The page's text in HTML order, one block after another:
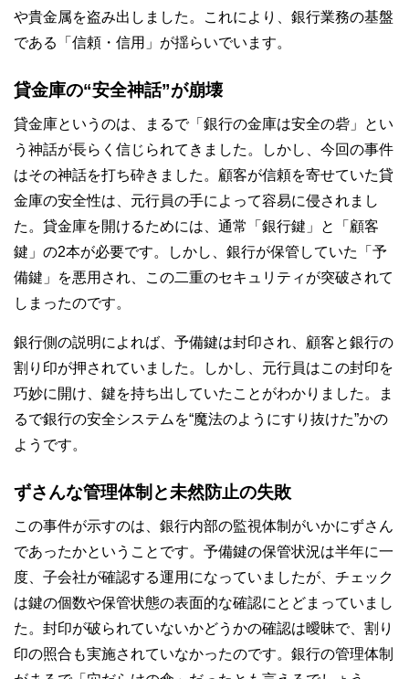
や貴金属を盗み出しました。これにより、銀行業務の基盤
である「信頼・信用」が揺らいでいます。
貸金庫の“安全神話”が崩壊
貸金庫というのは、まるで「銀行の金庫は安全の砦」とい
う神話が長らく信じられてきました。しかし、今回の事件
はその神話を打ち砕きました。顧客が信頼を寄せていた貸
金庫の安全性は、元行員の手によって容易に侵されまし
た。貸金庫を開けるためには、通常「銀行鍵」と「顧客
鍵」の2本が必要です。しかし、銀行が保管していた「予
備鍵」を悪用され、この二重のセキュリティが突破されて
しまったのです。
銀行側の説明によれば、予備鍵は封印され、顧客と銀行の
割り印が押されていました。しかし、元行員はこの封印を
巧妙に開け、鍵を持ち出していたことがわかりました。ま
るで銀行の安全システムを“魔法のようにすり抜けた”かの
ようです。
ずさんな管理体制と未然防止の失敗
この事件が示すのは、銀行内部の監視体制がいかにずさん
であったかということです。予備鍵の保管状況は半年に一
度、子会社が確認する運用になっていましたが、チェック
は鍵の個数や保管状態の表面的な確認にとどまっていまし
た。封印が破られていないかどうかの確認は曖昧で、割り
印の照合も実施されていなかったのです。銀行の管理体制